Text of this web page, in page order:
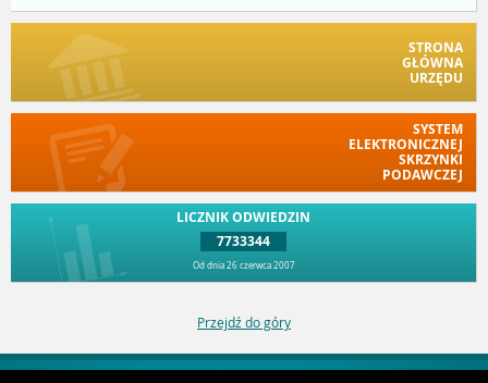
STRONA
GŁÓWNA
URZĘDU
SYSTEM
ELEKTRONICZNEJ
SKRZYNKI
PODAWCZEJ
LICZNIK ODWIEDZIN
7733344
Od dnia 26 czerwca 2007
Przejdź do góry